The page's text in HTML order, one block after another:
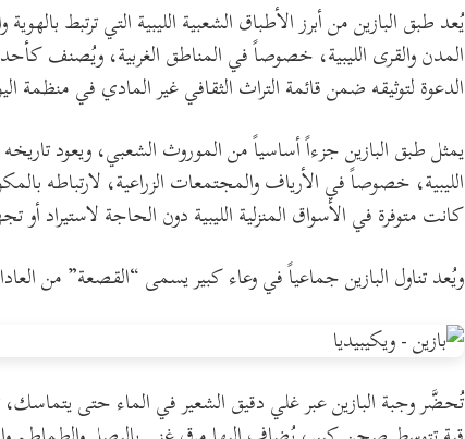
يُعد طبق البازين من أبرز الأطباق الشعبية الليبية التي ترتبط
المدن والقرى الليبية، خصوصاً في المناطق الغربية، ويُصنف
الدعوة لتوثيقه ضمن قائمة التراث الثقافي غير المادي في منظمة
يمثل طبق البازين جزءاً أساسياً من الموروث الشعبي، ويعود
الليبية، خصوصاً في الأرياف والمجتمعات الزراعية، لارتباطه
كانت متوفرة في الأسواق المنزلية الليبية دون الحاجة لاستيراد أو
ويُعد تناول البازين جماعياً في وعاء كبير يسمى “القصعة” من
تُحضَّر وجبة البازين عبر غلي دقيق الشعير في الماء حتى